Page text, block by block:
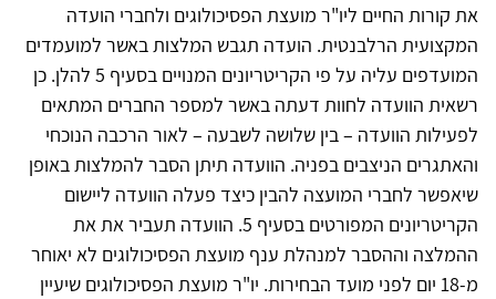
את קורות החיים ליו"ר מועצת הפסיכולוגים ולחברי הועדה
המקצועית הרלבנטית. הועדה תגבש המלצות באשר למועמדים
המועדפים עליה על פי הקריטריונים המנויים בסעיף 5 להלן. כן
רשאית הוועדה לחוות דעתה באשר למספר החברים המתאים
לפעילות הוועדה – בין שלושה לשבעה – לאור הרכבה הנוכחי
והאתגרים הניצבים בפניה. הוועדה תיתן הסבר להמלצות באופן
שיאפשר לחברי המועצה להבין כיצד פעלה הוועדה ליישום
הקריטריונים המפורטים בסעיף 5. הוועדה תעביר את את
ההמלצה וההסבר למנהלת ענף מועצת הפסיכולוגים לא יאוחר
מ-18 יום לפני מועד הבחירות. יו"ר מועצת הפסיכולוגים שיעיין